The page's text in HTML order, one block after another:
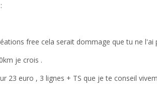
free cela serait dommage que tu ne l'ai
je crois .
23 euro , 3 lignes + TS que je te conseil